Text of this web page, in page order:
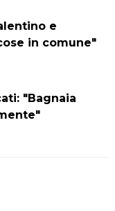
e
in comune"
"Bagnaia